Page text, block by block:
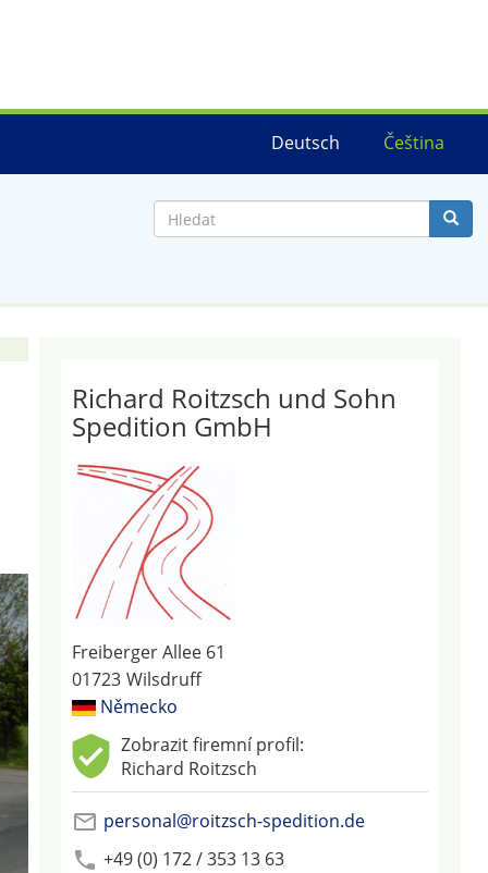
Čeština
Deutsch
Richard Roitzsch und Sohn
Spedition GmbH
Freiberger Allee 61
01723 Wilsdruff
Německo
Zobrazit firemní profil:
Richard Roitzsch
personal@roitzsch-spedition.de
+49 (0) 172 / 353 13 63